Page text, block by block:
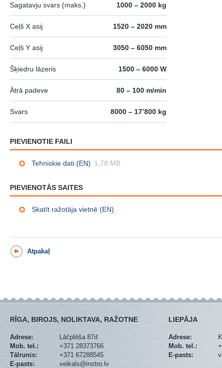
Sagatavju svars (maks.) 1000 – 2000 kg
Ceļš X asij 1520 – 2020 mm
Ceļš Y asij 3050 – 6050 mm
Šķiedru lāzeris 1500 – 6000 W
Ātrā padeve 80 – 100 m/min
Svars 8000 – 17’800 kg
PIEVIENOTIE FAILI
Tehniskie dati (EN) 1,78 MB
PIEVIENOTĀS SAITES
Skatīt ražotāja vietnē (EN)
Atpakaļ
RĪGA, BIROJS, NOLIKTAVA, RAŽOTNE
Adrese:
Lāčplēša 87d
Mob. tel.:
+371 28373766
Tālrunis:
+371 67288545
E-pasts:
veikals@instro.lv
LIEPĀJA
Adrese:
Mob. tel.:
E-pasts: